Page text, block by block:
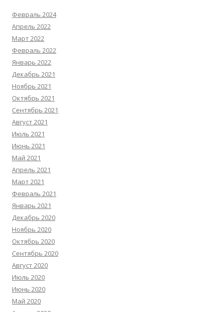
Февраль 2024
Апрель 2022
Март 2022
Февраль 2022
Январь 2022
Декабрь 2021
Ноябрь 2021
Октябрь 2021
Сентябрь 2021
Август 2021
Июль 2021
Июнь 2021
Май 2021
Апрель 2021
Март 2021
Февраль 2021
Январь 2021
Декабрь 2020
Ноябрь 2020
Октябрь 2020
Сентябрь 2020
Август 2020
Июль 2020
Июнь 2020
Май 2020